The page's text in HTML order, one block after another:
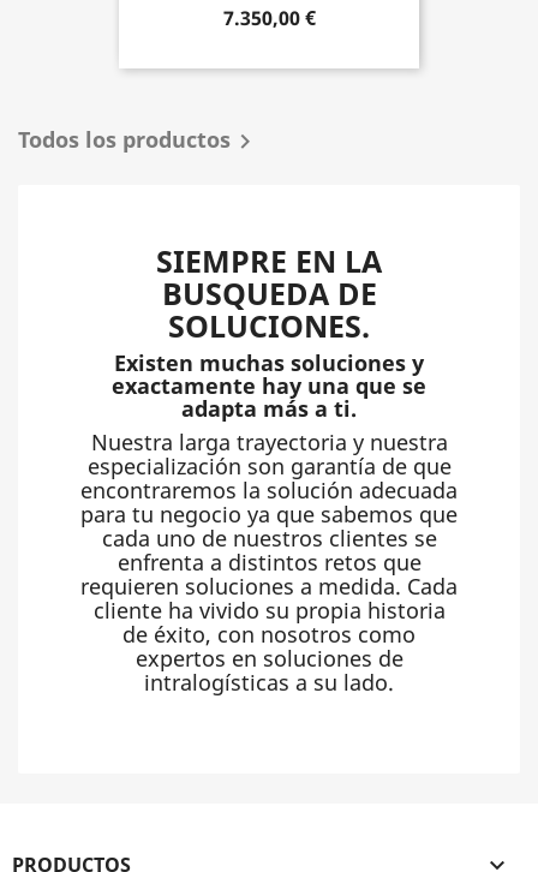
7.350,00 €
Todos los productos 
SIEMPRE EN LA
BUSQUEDA DE
SOLUCIONES.
Existen muchas soluciones y
exactamente hay una que se
adapta más a ti.
Nuestra larga trayectoria y nuestra
especialización son garantía de que
encontraremos la solución adecuada
para tu negocio ya que sabemos que
cada uno de nuestros clientes se
enfrenta a distintos retos que
requieren soluciones a medida. Cada
cliente ha vivido su propia historia
de éxito, con nosotros como
expertos en soluciones de
intralogísticas a su lado.
PRODUCTOS 